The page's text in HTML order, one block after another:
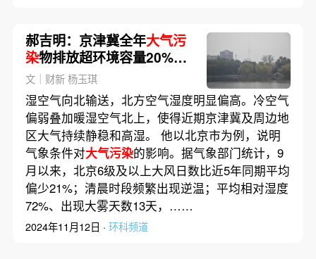
郝吉明：京津冀全年大气污
染物排放超环境容量20%以
上
文｜财新 杨玉琪
湿空气向北输送，北方空气湿度明显偏高。冷空气
偏弱叠加暖湿空气北上，使得近期京津冀及周边地
区大气持续静稳和高湿。 他以北京市为例，说明
气象条件对大气污染的影响。据气象部门统计，9
月以来，北京6级及以上大风日数比近5年同期平均
偏少21%；清晨时段频繁出现逆温；平均相对湿度
72%、出现大雾天数13天，……
2024年11月12日 · 环科频道